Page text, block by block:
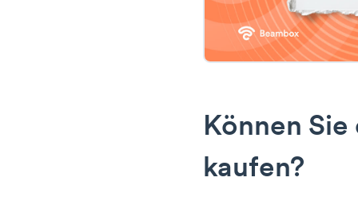
Können
kaufen?